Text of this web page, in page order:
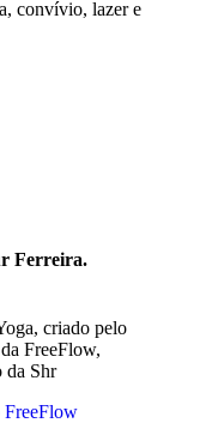
convívio, lazer e
Ferreira.
criado pelo
FreeFlow,
da Shr